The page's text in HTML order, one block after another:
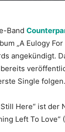
Band
„A Eulogy
angekündigt.
Single folgen.
Here“ ist der
Left To Love“ (